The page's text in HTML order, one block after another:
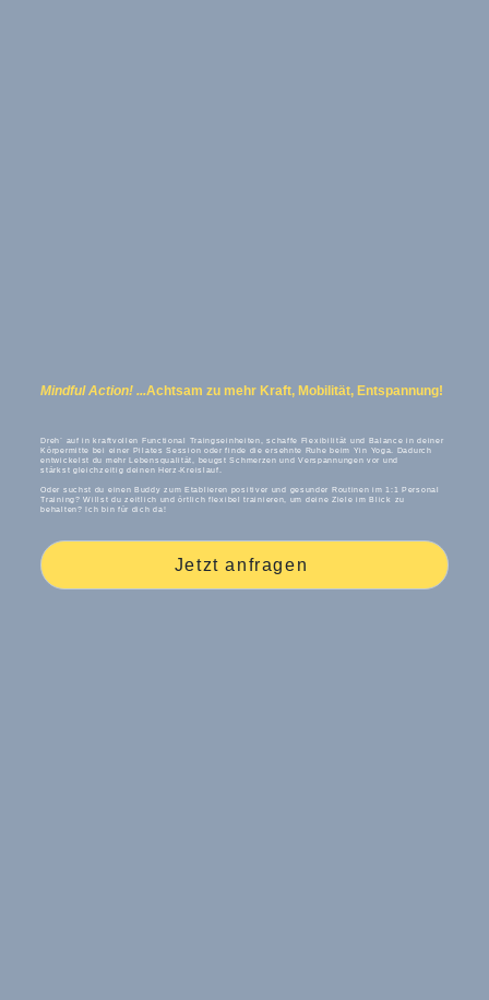
Mindful Action! ...Achtsam zu mehr Kraft, Mobilität, Entspannung!
Dreh´ auf in kraftvollen Functional Traingseinheiten, schaffe Flexibilität und Balance in deiner
Körpermitte bei einer Pilates Session oder finde die ersehnte Ruhe beim Yin Yoga. Dadurch
entwickelst du mehr Lebensqualität, beugst Schmerzen und Verspannungen vor und
stärkst gleichzeitig deinen Herz-Kreislauf.
Oder suchst du einen Buddy zum Etablieren positiver und gesunder Routinen im 1:1 Personal
Training? Willst du zeitlich und örtlich flexibel trainieren, um deine Ziele im Blick zu
behalten? Ich bin für dich da!
Jetzt anfragen